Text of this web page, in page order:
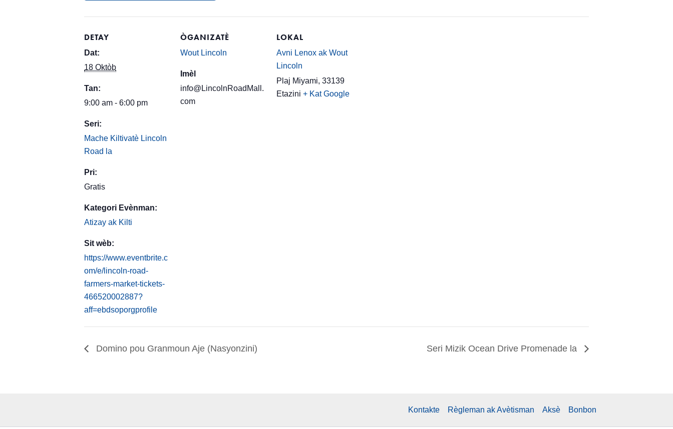
DETAY
Dat:
18 Oktòb
Tan:
9:00 am - 6:00 pm
Seri:
Mache Kiltivatè Lincoln
Road la
Pri:
Gratis
Kategori Evènman:
Atizay ak Kilti
Sit wèb:
https://www.eventbrite.c
om/e/lincoln-road-
farmers-market-tickets-
466520002887?
aff=ebdsoporgprofile
ÒGANIZATÈ
Wout Lincoln
Imèl
info@LincolnRoadMall.
com
LOKAL
Avni Lenox ak Wout
Lincoln
Plaj Miyami, 33139
Etazini + Kat Google
Domino pou Granmoun Aje (Nasyonzini) Seri Mizik Ocean Drive Promenade la
Kontakte Règleman ak Avètisman Aksè Bonbon